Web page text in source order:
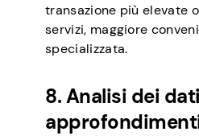
transazione più elevate
servizi, maggiore
specializzata.
8. Analisi dei